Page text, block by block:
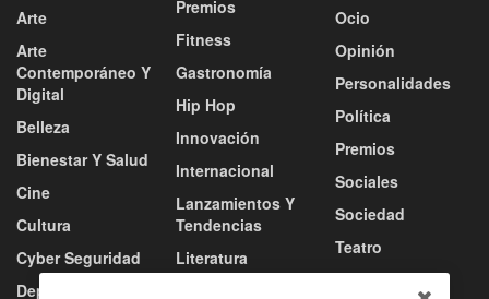
Arte
Arte
Contemporáneo Y
Digital
Belleza
Bienestar Y Salud
Cine
Cultura
Cyber Seguridad
Deportes
Premios
Fitness
Gastronomía
Hip Hop
Innovación
Internacional
Lanzamientos Y
Tendencias
Literatura
Ocio
Opinión
Personalidades
Política
Premios
Sociales
Sociedad
Teatro
Tecnología